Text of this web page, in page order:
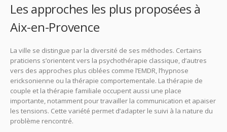
Les approches les plus proposées à
Aix-en-Provence
La ville se distingue par la diversité de ses méthodes. Certains
praticiens s’orientent vers la psychothérapie classique, d’autres
vers des approches plus ciblées comme l’EMDR, l’hypnose
ericksonienne ou la thérapie comportementale. La thérapie de
couple et la thérapie familiale occupent aussi une place
importante, notamment pour travailler la communication et apaiser
les tensions. Cette variété permet d’adapter le suivi à la nature du
problème rencontré.